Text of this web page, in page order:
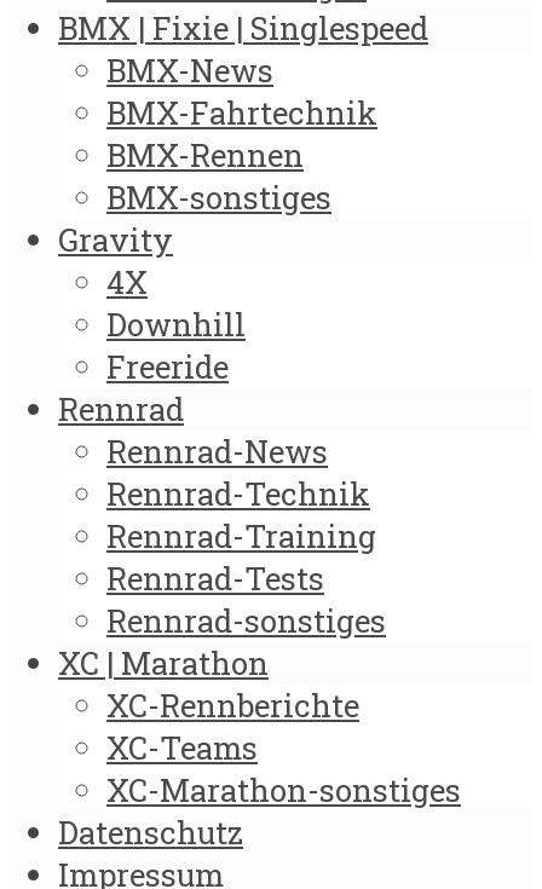
BMX | Fixie | Singlespeed
BMX-News
BMX-Fahrtechnik
BMX-Rennen
BMX-sonstiges
Gravity
4X
Downhill
Freeride
Rennrad
Rennrad-News
Rennrad-Technik
Rennrad-Training
Rennrad-Tests
Rennrad-sonstiges
XC | Marathon
XC-Rennberichte
XC-Teams
XC-Marathon-sonstiges
Datenschutz
Impressum